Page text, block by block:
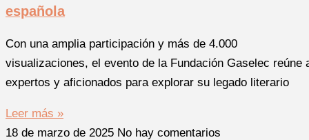
española
Con una amplia participación y más de 4.000
visualizaciones, el evento de la Fundación Gaselec reúne
expertos y aficionados para explorar su legado literario
Leer más »
18 de marzo de 2025 No hay comentarios